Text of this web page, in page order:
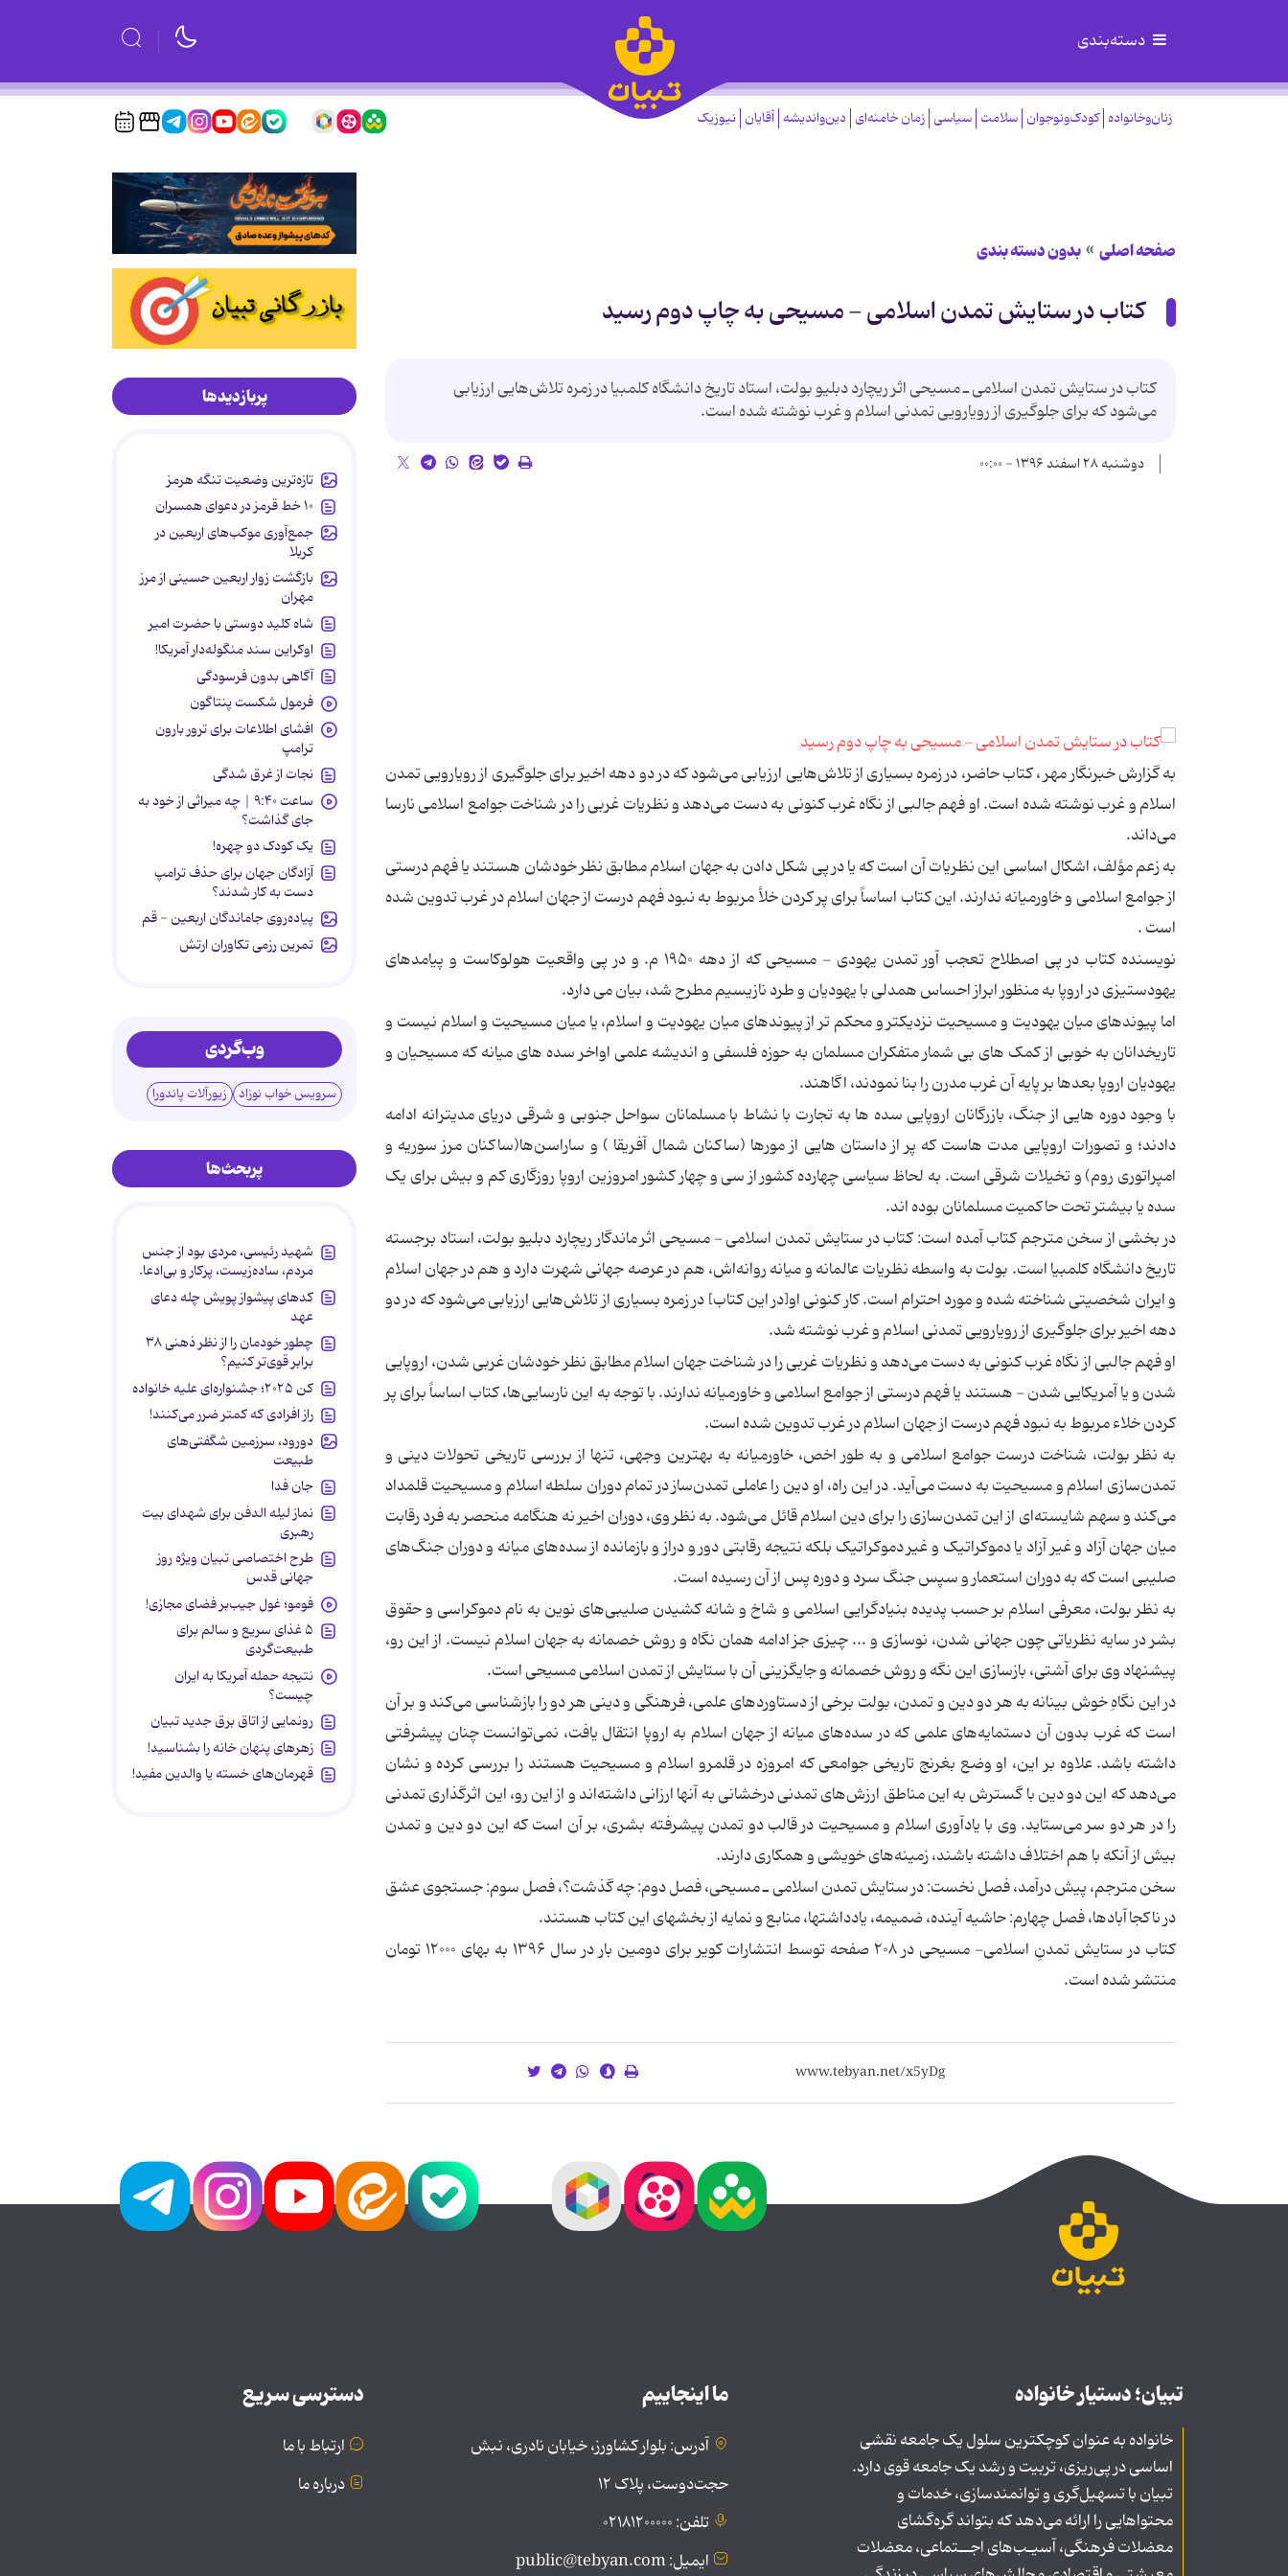
دسته‌بندی
زنان‌وخانواده کودک‌ونوجوان سلامت سیاسی زمان خامنه‌ای دین‌واندیشه آقایان نیوزیک
صفحه اصلی بدون دسته بندی
کتاب در ستایش تمدن اسلامی - مسیحی به چاپ دوم رسید
کتاب در ستایش تمدن اسلامی ـ مسیحی اثر ریچارد دبلیو بولت، استاد تاریخ دانشگاه کلمبیا در زمره تلاش‌هایی ارزیابی
می‌شود که برای جلوگیری از رویارویی تمدنی اسلام و غرب نوشته شده است.
دوشنبه ۲۸ اسفند ۱۳۹۶ - ۰۰:۰۰
به گزارش خبرنگار مهر ، کتاب حاضر، در زمره بسیاری از تلاش‌هایی ارزیابی می‌شود که در دو دهه اخیر برای جلوگیری از رویارویی تمدن
اسلام و غرب نوشته شده است. او فهم جالبی از نگاه غرب کنونی به دست می‌دهد و نظریات غربی را در شناخت جوامع اسلامی نارسا
می‌داند.
به زعم مؤلف، اشکال اساسی این نظریات آن است که یا در پی شکل دادن به جهان اسلام مطابق نظر خودشان هستند یا فهم درستی
از جوامع اسلامی و خاورمیانه ندارند. این کتاب اساساً برای پر کردن خلأ مربوط به نبود فهم درست از جهان اسلام در غرب تدوین شده
است .
نویسنده کتاب در پی اصطلاح تعجب آور تمدن یهودی - مسیحی که از دهه ۱۹۵۰ م. و در پی واقعیت هولوکاست و پیامدهای
یهودستیزی در اروپا به منظور ابراز احساس همدلی با یهودیان و طرد نازیسیم مطرح شد، بیان می دارد.
اما پیوندهای میان یهودیت و مسیحیت نزدیکتر و محکم تر از پیوندهای میان یهودیت و اسلام، یا میان مسیحیت و اسلام نیست و
تاریخدانان به خوبی از کمک های بی شمار متفکران مسلمان به حوزه فلسفی و اندیشه علمی اواخر سده های میانه که مسیحیان و
یهودیان اروپا بعدها بر پایه آن غرب مدرن را بنا نمودند، اگاهند.
با وجود دوره هایی از جنگ، بازرگانان اروپایی سده ها به تجارت با نشاط با مسلمانان سواحل جنوبی و شرقی دریای مدیترانه ادامه
دادند؛ و تصورات اروپایی مدت هاست که پر از داستان هایی از مورها (ساکنان شمال آفریقا ) و ساراسن‌ها(ساکنان مرز سوریه و
امپراتوری روم) و تخیلات شرقی است. به لحاظ سیاسی چهارده کشور از سی و چهار کشور امروزین اروپا روزگاری کم و بیش برای یک
سده یا بیشتر تحت حاکمیت مسلمانان بوده اند.
در بخشی از سخن مترجم کتاب آمده است: کتاب در ستایش تمدن اسلامی - مسیحی اثر ماندگار ریچارد دبلیو بولت، استاد برجسته
تاریخ دانشگاه کلمبیا است. بولت به واسطه نظریات عالمانه و میانه روانه‌اش، هم در عرصه جهانی شهرت دارد و هم در جهان اسلام
و ایران شخصیتی شناخته شده و مورد احترام است. کار کنونی او[در این کتاب] در زمره بسیاری از تلاش‌هایی ارزیابی می‌شود که در دو
دهه اخیر برای جلوگیری از رویارویی تمدنی اسلام و غرب نوشته شد.
او فهم جالبی از نگاه غرب کنونی به دست می‌دهد و نظریات غربی را در شناخت جهان اسلام مطابق نظر خودشان غربی شدن، اروپایی
شدن و یا آمریکایی شدن - هستند یا فهم درستی از جوامع اسلامی و خاورمیانه ندارند. با توجه به این نارسایی‌ها، کتاب اساساً برای پر
کردن خلاء مربوط به نبود فهم درست از جهان اسلام در غرب تدوین شده است.
به نظر بولت، شناخت درست جوامع اسلامی و به طور اخص، خاورمیانه به بهترین وجهی، تنها از بررسی تاریخی تحولات دینی و
تمدن‌سازی اسلام و مسیحیت به دست می‌آید. در این راه، او دین را عاملی تمدن‌ساز در تمام دوران سلطه اسلام و مسیحیت قلمداد
می‌کند و سهم شایسته‌ای از این تمدن‌سازی را برای دین اسلام قائل می‌شود. به نظر وی، دوران اخیر نه هنگامه منحصر به فرد رقابت
میان جهان آزاد و غیر آزاد یا دموکراتیک و غیر دموکراتیک بلکه نتیجه رقابتی دور و دراز و بازمانده از سده‌های میانه و دوران جنگ‌های
صلیبی است که به دوران استعمار و سپس جنگ سرد و دوره پس از آن رسیده است.
به نظر بولت، معرفی اسلام بر حسب پدیده بنیادگرایی اسلامی و شاخ و شانه کشیدن صلیبی‌های نوین به نام دموکراسی و حقوق
بشر در سایه نظریاتی چون جهانی شدن، نوسازی و ... چیزی جز ادامه همان نگاه و روش خصمانه به جهان اسلام نیست. از این رو،
پیشنهاد وی برای آشتی، بازسازی این نگه و روش خصمانه و جایگزینی آن با ستایش از تمدن اسلامی مسیحی است.
در این نگاهِ خوش بینانه به هر دو دین و تمدن، بولت برخی از دستاوردهای علمی، فرهنگی و دینی هر دو را بازشناسی می‌کند و بر آن
است که غرب بدون آن دستمایه‌های علمی که در سده‌های میانه از جهان اسلام به اروپا انتقال یافت، نمی‌توانست چنان پیشرفتی
داشته باشد. علاوه بر این، او وضع بغرنج تاریخی جوامعی که امروزه در قلمرو اسلام و مسیحیت هستند را بررسی کرده و نشان
می‌دهد که این دو دین با گسترش به این مناطق ارزش‌های تمدنی درخشانی به آنها ارزانی داشته‌اند و از این رو، این اثرگذاری تمدنی
را در هر دو سر می‌ستاید. وی با یادآوری اسلام و مسیحیت در قالب دو تمدن پیشرفته بشری، بر آن است که این دو دین و تمدن
بیش از آنکه با هم اختلاف داشته باشند، زمینه‌های خویشی و همکاری دارند.
سخن مترجم، پیش درآمد، فصل نخست: در ستایش تمدن اسلامی ـ مسیحی، فصل دوم: چه گذشت؟، فصل سوم: جستجوی عشق
در ناکجاآبادها، فصل چهارم: حاشیه آینده، ضمیمه، یادداشتها، منابع و نمایه از بخشهای این کتاب هستند.
کتاب در ستایش تمدنِ اسلامی- مسیحی در ۲۰۸ صفحه توسط انتشارات کویر برای دومین بار در سال ۱۳۹۶ به بهای ۱۲۰۰۰ تومان
منتشر شده است.
پربازدیدها
تازه‌ترین وضعیت تنگه هرمز
۱۰ خط قرمز در دعوای همسران
جمع‌آوری موکب‌های اربعین در
کربلا
بازگشت زوار اربعین حسینی از مرز
مهران
شاه کلید دوستی با حضرت امیر
اوکراین سند منگوله‌دار آمریکا!
آگاهی بدون فرسودگی
فرمول شکست پنتاگون
افشای اطلاعات برای ترور بارون
ترامپ
نجات از غرق شدگی
ساعت ۹:۴۰ | چه میراثی از خود به
جای گذاشت؟
یک کودک دو چهره!
آزادگان جهان برای حذف ترامپ
دست به کار شدند؟
پیاده‌روی جاماندگان اربعین - قم
تمرین رزمی تکاوران ارتش
وب‌گردی
سرویس خواب نوزاد زیورآلات پاندورا
پربحث‌ها
شهید رئیسی، مردی بود از جنس
مردم، ساده‌زیست، پرکار و بی‌ادعا.
کدهای پیشواز پویش چله دعای
عهد
چطور خودمان را از نظر ذهنی ۳۸
برابر قوی‌تر کنیم؟
کن ۲۰۲۵؛ جشنواره‌ای علیه خانواده
راز افرادی که کمتر ضرر می‌کنند!
دورود، سرزمین شگفتی‌های
طبیعت
جان فدا
نماز لیله الدفن برای شهدای بیت
رهبری
طرح اختصاصی تبیان ویژه روز
جهانی قدس
فومو؛ غول جیب‌بر فضای مجازی!
۵ غذای سریع و سالم برای
طبیعت‌گردی
نتیجه حمله آمریکا به ایران
چیست؟
رونمایی از اتاق برق جدید تبیان
زهرهای پنهان خانه را بشناسید!
قهرمان‌های خسته یا والدین مفید!
تبیان؛ دستیار خانواده
خانواده به عنوان کوچکترین سلول یک جامعه نقشی
اساسی در پی‌ریزی، تربیت و رشد یک جامعه قوی دارد.
تبیان با تسهیل‌گری و توانمندسازی، خدمات و
محتواهایی را ارائه می‌دهد که بتواند گره‌گشای
معضلات فرهنگی، آسیـب‌های اجــتماعی، معضلات
ما اینجاییم
آدرس: بلوار کشاورز، خیابان نادری، نبش
حجت‌دوست، پلاک ۱۲
تلفن: ۰۲۱۸۱۲۰۰۰۰۰
ایمیل: public@tebyan.com
دسترسی سریع
ارتباط با ما
درباره ما